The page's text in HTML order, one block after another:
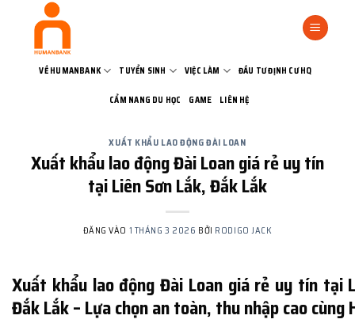
VỀ HUMANBANK TUYỂN SINH VIỆC LÀM ĐẦU TƯ ĐỊNH CƯ HQ
CẨM NANG DU HỌC GAME LIÊN HỆ
XUẤT KHẨU LAO ĐỘNG ĐÀI LOAN
Xuất khẩu lao động Đài Loan giá rẻ uy tín
tại Liên Sơn Lắk, Đắk Lắk
ĐĂNG VÀO 1 THÁNG 3 2026 BỞI RODIGO JACK
Xuất khẩu lao động Đài Loan giá rẻ uy tín tại
Đắk Lắk – Lựa chọn an toàn, thu nhập cao cùng